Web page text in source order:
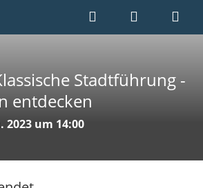
Stadtführung -
entdecken
2023 um 14:00